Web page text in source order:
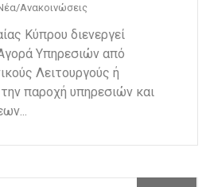
Ανακοινώσεις
Κύπρου διενεργεί
Υπηρεσιών από
Λειτουργούς ή
παροχή υπηρεσιών και